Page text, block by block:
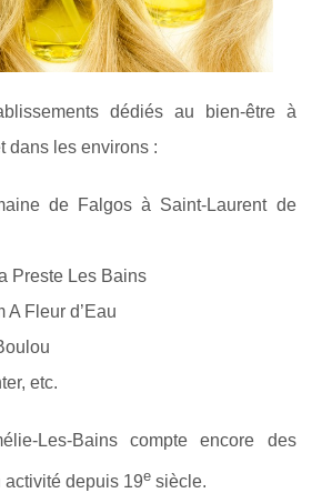
dédiés au bien-être à
dans les environs :
de Falgos à Saint-Laurent de
Preste Les Bains
A Fleur d’Eau
etc.
Les-Bains compte encore des
activité depuis 19e siècle.